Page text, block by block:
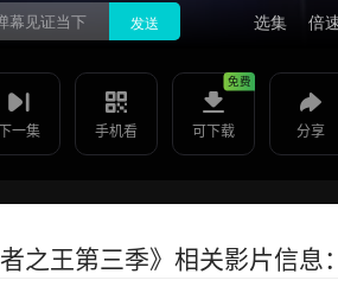
一集 手机看
免费
可下载 分享
教程：把手机影片投到
王第三季》相关影片信息：